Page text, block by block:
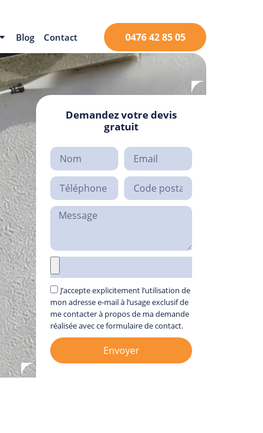
Blog Contact 0476 42 85 05
Demandez votre devis
gratuit
J’accepte explicitement l’utilisation de
mon adresse e‑mail à l’usage exclusif de
me contacter à propos de ma demande
réalisée avec ce formulaire de contact.
Envoyer